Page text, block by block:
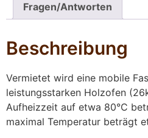
Fragen/Antworten
Beschreibung
Vermietet wird eine mobile
leistungsstarken Holzofen
Aufheizzeit auf etwa 80°C
maximal Temperatur beträgt